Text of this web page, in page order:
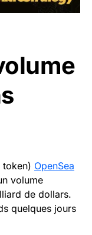
token) OpenSea
volume
de dollars.
quelques jours